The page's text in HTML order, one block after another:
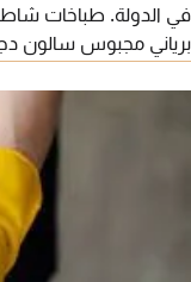
في الدولة. طباخات
برياني مجبوس سالون
زيارة أول مرا في